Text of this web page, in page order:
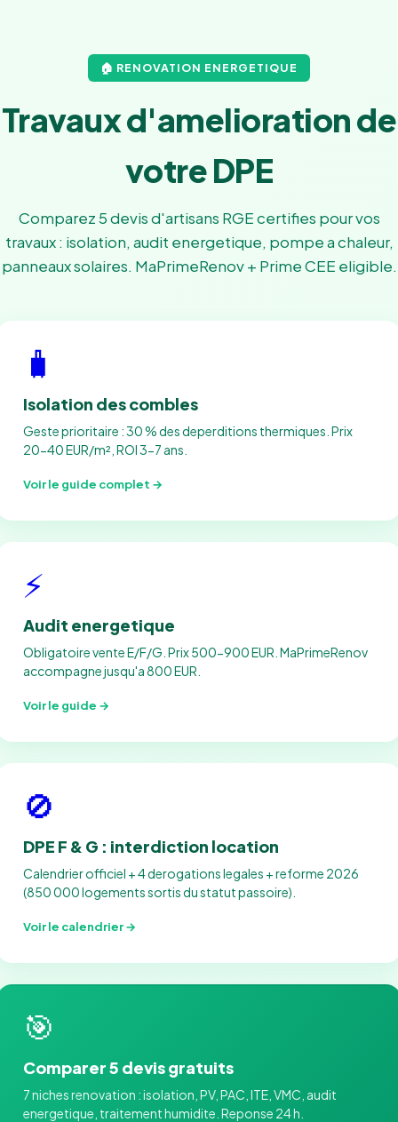
🏠 RENOVATION ENERGETIQUE
Travaux d'amelioration de
votre DPE
Comparez 5 devis d'artisans RGE certifies pour vos
travaux : isolation, audit energetique, pompe a chaleur,
panneaux solaires. MaPrimeRenov + Prime CEE eligible.
🧳
Isolation des combles
Geste prioritaire : 30 % des deperditions thermiques. Prix
20-40 EUR/m², ROI 3-7 ans.
Voir le guide complet →
⚡
Audit energetique
Obligatoire vente E/F/G. Prix 500-900 EUR. MaPrimeRenov
accompagne jusqu'a 800 EUR.
Voir le guide →
🚫
DPE F & G : interdiction location
Calendrier officiel + 4 derogations legales + reforme 2026
(850 000 logements sortis du statut passoire).
Voir le calendrier →
🎯
Comparer 5 devis gratuits
7 niches renovation : isolation, PV, PAC, ITE, VMC, audit
energetique, traitement humidite. Reponse 24 h.